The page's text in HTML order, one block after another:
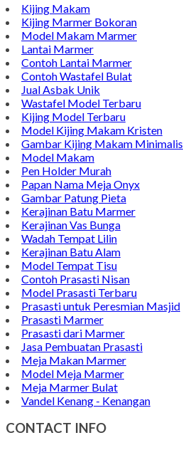
Kijing Makam
Kijing Marmer Bokoran
Model Makam Marmer
Lantai Marmer
Contoh Lantai Marmer
Contoh Wastafel Bulat
Jual Asbak Unik
Wastafel Model Terbaru
Kijing Model Terbaru
Model Kijing Makam Kristen
Gambar Kijing Makam Minimalis
Model Makam
Pen Holder Murah
Papan Nama Meja Onyx
Gambar Patung Pieta
Kerajinan Batu Marmer
Kerajinan Vas Bunga
Wadah Tempat Lilin
Kerajinan Batu Alam
Model Tempat Tisu
Contoh Prasasti Nisan
Model Prasasti Terbaru
Prasasti untuk Peresmian Masjid
Prasasti Marmer
Prasasti dari Marmer
Jasa Pembuatan Prasasti
Meja Makan Marmer
Model Meja Marmer
Meja Marmer Bulat
Vandel Kenang - Kenangan
CONTACT INFO